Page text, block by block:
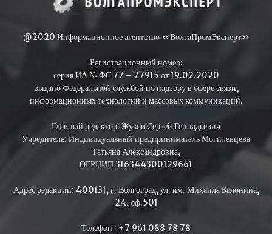
@2020 Информационное агентство «ВолгаПромЭксперт»
Регистрационный номер:
серия ИА № ФС 77 – 77915 от 19.02.2020
выдано Федеральной службой по надзору в сфере связи,
информационных технологий и массовых коммуникаций.
Главный редактор: Жуков Сергей Геннадьевич
Учредитель: Индивидуальный предприниматель Могилевцева
Татьяна Александровна,
ОГРНИП 316344300129661
Адрес редакции: 400131, г. Волгоград, ул. им. Михаила Балонина,
2А, оф.501
Телефон : +7 961 088 78 78